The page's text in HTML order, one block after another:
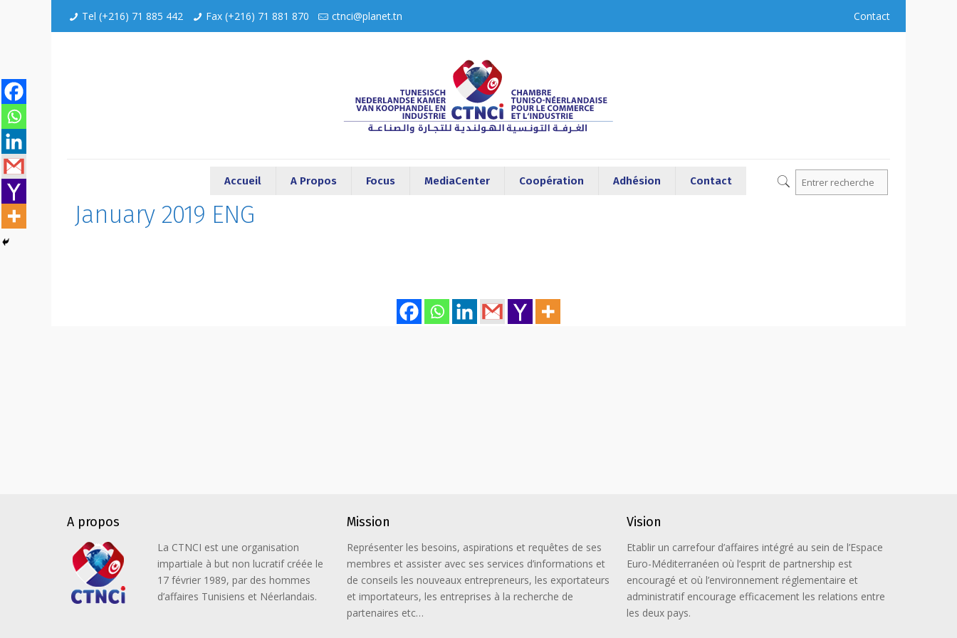
Tel (+216) 71 885 442 Fax (+216) 71 881 870 ctnci@planet.tn Contact
Accueil A Propos Focus MediaCenter Coopération Adhésion Contact
January 2019 ENG
A propos
La CTNCI est une organisation
impartiale à but non lucratif créée le
17 février 1989, par des hommes
d’affaires Tunisiens et Néerlandais.
Mission
Représenter les besoins, aspirations et requêtes de ses
membres et assister avec ses services d’informations et
de conseils les nouveaux entrepreneurs, les exportateurs
et importateurs, les entreprises à la recherche de
partenaires etc…
Vision
Etablir un carrefour d’affaires intégré au sein de l’Espace
Euro-Méditerranéen où l’esprit de partnership est
encouragé et où l’environnement réglementaire et
administratif encourage efficacement les relations entre
les deux pays.